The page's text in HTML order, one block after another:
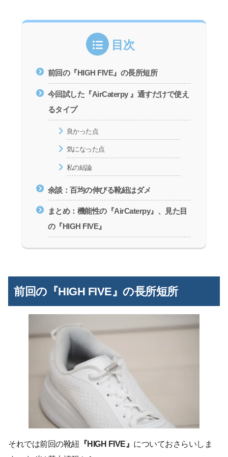
目次
前回の『HIGH FIVE』の長所短所
今回試した『AirCaterpy 』通すだけで使え
るタイプ
良かった点
気になった点
私の結論
余談：百均の伸びる靴紐はダメ
まとめ：機能性の『AirCaterpy』、見た目
の『HIGH FIVE』
前回の『HIGH FIVE』の長所短所
それでは前回の靴紐 『HIGH FIVE』 についておさらいしま